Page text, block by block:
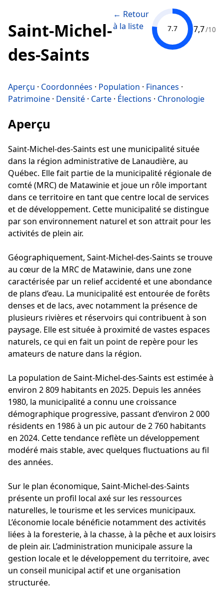
Saint-Michel-
des-Saints
← Retour
à la liste
7.7 7,7/10
Aperçu · Coordonnées · Population · Finances ·
Patrimoine · Densité · Carte · Élections · Chronologie
Aperçu
Saint-Michel-des-Saints est une municipalité située
dans la région administrative de Lanaudière, au
Québec. Elle fait partie de la municipalité régionale de
comté (MRC) de Matawinie et joue un rôle important
dans ce territoire en tant que centre local de services
et de développement. Cette municipalité se distingue
par son environnement naturel et son attrait pour les
activités de plein air.
Géographiquement, Saint-Michel-des-Saints se trouve
au cœur de la MRC de Matawinie, dans une zone
caractérisée par un relief accidenté et une abondance
de plans d’eau. La municipalité est entourée de forêts
denses et de lacs, avec notamment la présence de
plusieurs rivières et réservoirs qui contribuent à son
paysage. Elle est située à proximité de vastes espaces
naturels, ce qui en fait un point de repère pour les
amateurs de nature dans la région.
La population de Saint-Michel-des-Saints est estimée à
environ 2 809 habitants en 2025. Depuis les années
1980, la municipalité a connu une croissance
démographique progressive, passant d’environ 2 000
résidents en 1986 à un pic autour de 2 760 habitants
en 2024. Cette tendance reflète un développement
modéré mais stable, avec quelques fluctuations au fil
des années.
Sur le plan économique, Saint-Michel-des-Saints
présente un profil local axé sur les ressources
naturelles, le tourisme et les services municipaux.
L’économie locale bénéficie notamment des activités
liées à la foresterie, à la chasse, à la pêche et aux loisirs
de plein air. L’administration municipale assure la
gestion locale et le développement du territoire, avec
un conseil municipal actif et une organisation
structurée.